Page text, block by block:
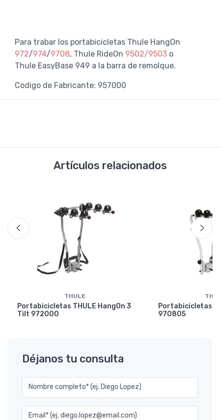
Para trabar los portabicicletas Thule HangOn
972/974/9708, Thule RideOn 9502/9503 o
Thule EasyBase 949 a la barra de remolque.
Codigo de Fabricante: 957000
Artículos relacionados
THULE
Portabicicletas THULE HangOn 3
Tilt 972000
Portabicicletas
970805
Déjanos tu consulta
Nombre completo* (ej. Diego Lopez)
Email* (ej. diego.lopez@email.com)